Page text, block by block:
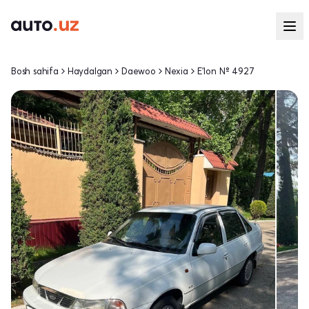
Bosh sahifa Haydalgan Daewoo Nexia E'lon № 4927